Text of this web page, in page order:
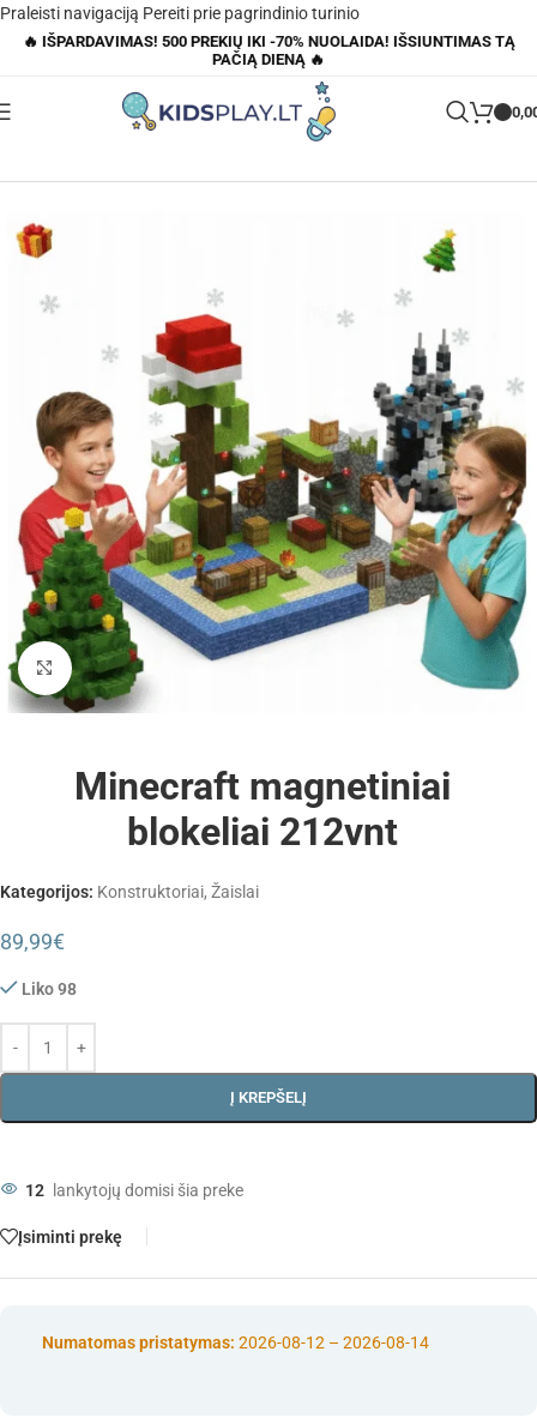
Praleisti navigaciją Pereiti prie pagrindinio turinio
🔥 IŠPARDAVIMAS! 500 PREKIŲ IKI -70% NUOLAIDA! IŠSIUNTIMAS TĄ
PAČIĄ DIENĄ 🔥
Parduotuvė Minecraft magnetiniai blokeliai 212vnt
Padidinti
Minecraft magnetiniai
blokeliai 212vnt
Kategorijos: Konstruktoriai, Žaislai
89,99€
Liko 98
Į KREPŠELĮ
12 lankytojų domisi šia preke
Įsiminti prekę
Numatomas pristatymas: 2026-08-12 – 2026-08-14